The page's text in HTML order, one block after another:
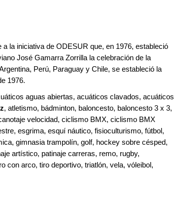
la iniciativa de ODESUR que, en 1976, estableció
José Gamarra Zorrilla la celebración de la
Perú, Paraguay y Chile, se estableció la
1976.
aguas abiertas, acuáticos clavados, acuáticos
, atletismo, bádminton, baloncesto, baloncesto 3 x 3,
velocidad, ciclismo BMX, ciclismo BMX
esgrima, esquí náutico, fisioculturismo, fútbol,
gimnasia trampolín, golf, hockey sobre césped,
artístico, patinaje carreras, remo, rugby,
con arco, tiro deportivo, triatlón, vela, vóleibol,